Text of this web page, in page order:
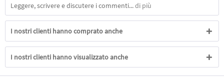
Leggere, scrivere e discutere i commenti...di più
I nostri clienti hanno comprato anche
I nostri clienti hanno visualizzato anche